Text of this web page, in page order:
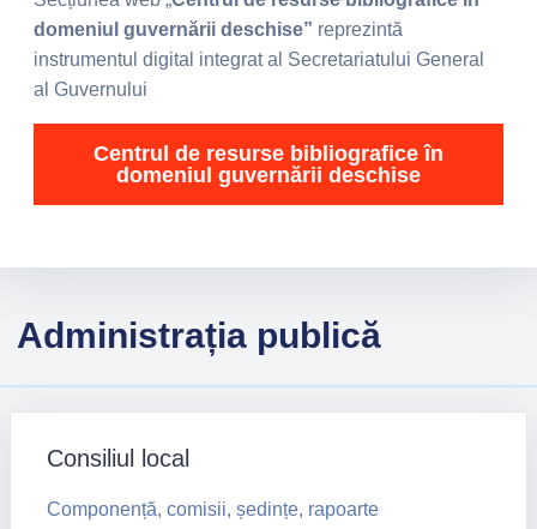
domeniul guvernării deschise” reprezintă
instrumentul digital integrat al Secretariatului General
al Guvernului
Centrul de resurse bibliografice în
domeniul guvernării deschise
Administrația publică
Consiliul local
Componență, comisii, ședințe, rapoarte